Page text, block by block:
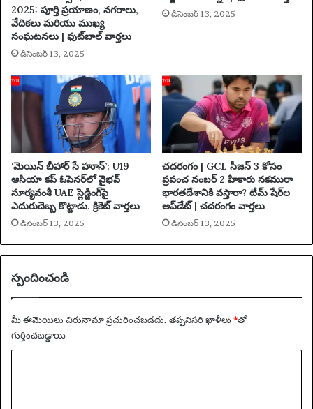
అ
ల
ట్లు
a
t
T
ని
పూ
చ
ద
గి
న
దే
బ్రి
జి
డె
లా
నీ
2025: పూర్తి ప్రయాణం, నగరాలు,
వేదికలు మరియు ముఖ్య
సంఘటనలు | ఫుట్‌బాల్ వార్తలు
డిసెంబర్ 13, 2025
డిసెంబర్ 13, 2025
‘మెయిన్ బీహార్ సే హూన్’: U19
ఆసియా కప్ ఓపెనర్‌లో వైభవ్
సూర్యవంశీ UAE స్లెడ్జింగ్‌పై
ఎదురుదెబ్బ కొట్టాడు. క్రికెట్ వార్తలు
డిసెంబర్ 13, 2025
చదరంగం | GCL సీజన్ 3 కోసం
ప్రపంచ నంబర్ 2 హికారు నకమురా
భారతదేశానికి వస్తారా? టీమ్ షేర్‌ల
అప్‌డేట్ | చదరంగం వార్తలు
డిసెంబర్ 13, 2025
స్పందించండి
మీ ఈమెయిలు చిరునామా ప్రచురించబడదు. తప్పనిసరి ఖాళీలు *‌తో
గుర్తించబడ్డాయి